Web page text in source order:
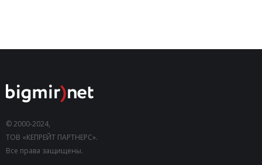
© 2000-2024,
ТОВ «КЕПРЕЙТ ПАРТНЕРС».
Все права защищены.